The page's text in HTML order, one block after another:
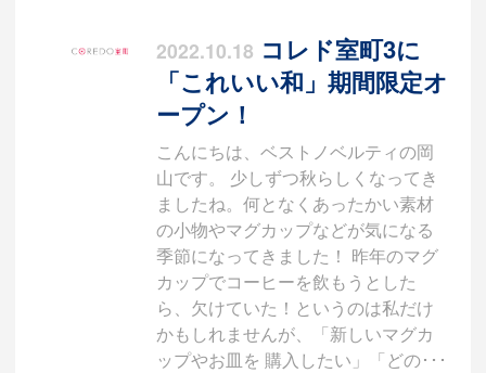
2022.10.18 コレド室町3に
「これいい和」期間限定オ
ープン！
こんにちは、ベストノベルティの岡
山です。 少しずつ秋らしくなってき
ましたね。何となくあったかい素材
の小物やマグカップなどが気になる
季節になってきました！ 昨年のマグ
カップでコーヒーを飲もうとした
ら、欠けていた！というのは私だけ
かもしれませんが、「新しいマグカ
ップやお皿を 購入したい」「どの･･･